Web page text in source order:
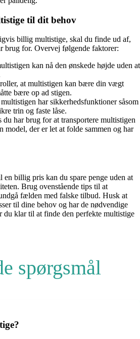
til dit behov
billig multistige, skal du finde ud af,
brug for. Overvej følgende faktorer:
kan nå den ønskede højde uden at
at multistigen kan bære din vægt
bære op ad stigen.
har sikkerhedsfunktioner såsom
trin og faste låse.
har brug for at transportere multistigen
model, der er let at folde sammen og har
en billig pris kan du spare penge uden at
Brug ovenstående tips til at
fælden med falske tilbud. Husk at
til dine behov og har de nødvendige
du klar til at finde den perfekte multistige
spørgsmål